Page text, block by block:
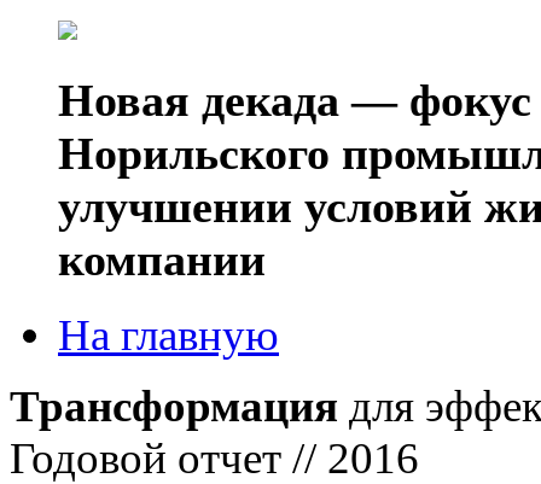
Новая декада — фокус
Норильского
улучшении условий
компании
На главную
Трансформация для
Годовой отчет // 2016